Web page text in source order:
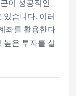
이 성공적인
있습니다. 이러
좌를 활용한다
높은 투자를 실